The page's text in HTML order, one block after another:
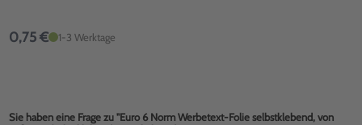
0,75 € 1-3 Werktage
Sie haben eine Frage zu "Euro 6 Norm Werbetext-Folie selbstklebend, von